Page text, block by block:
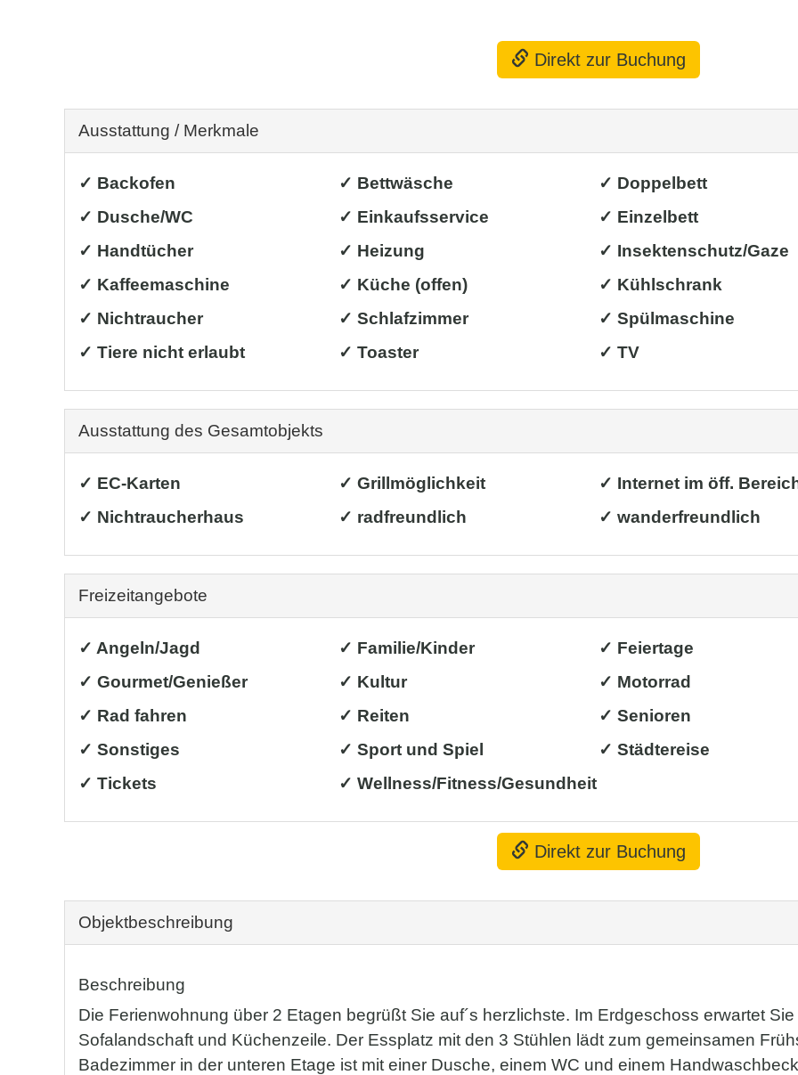
Direkt zur Buchung
Ausstattung / Merkmale
✓ Backofen ✓ Bettwäsche
✓ Doppelbett
✓ Dusche/WC
✓ Einkaufsservice
✓ Einzelbett
✓ Handtücher
✓ Heizung
✓ Insektenschutz/Gaze
✓ Kaffeemaschine
✓ Küche (offen)
✓ Kühlschrank
✓ Nichtraucher
✓ Schlafzimmer
✓ Spülmaschine
✓ Tiere nicht erlaubt
✓ Toaster ✓ TV
Ausstattung des Gesamtobjekts
✓ EC-Karten ✓ Grillmöglichkeit
✓ Internet im öff.
✓ Nichtraucherhaus
✓ radfreundlich ✓ wanderfreundlich
Freizeitangebote
✓ Angeln/Jagd ✓ Familie/Kinder
✓ Feiertage
✓ Gourmet/Genießer
✓ Kultur
✓ Motorrad
✓ Rad fahren
✓ Reiten
✓ Senioren
✓ Sonstiges
✓ Sport und Spiel
✓ Städtereise
✓ Tickets
✓ Wellness/Fitness/Gesundheit
Direkt zur Buchung
Objekt­beschreibung
Beschreibung
Die Ferienwohnung über 2 Etagen begrüßt Sie auf´s herzlichste. Im Erdgeschoss erwartet
Sofalandschaft und Küchenzeile. Der Essplatz mit den 3 Stühlen lädt zum gemeinsamen
Badezimmer in der unteren Etage ist mit einer Dusche, einem WC und einem